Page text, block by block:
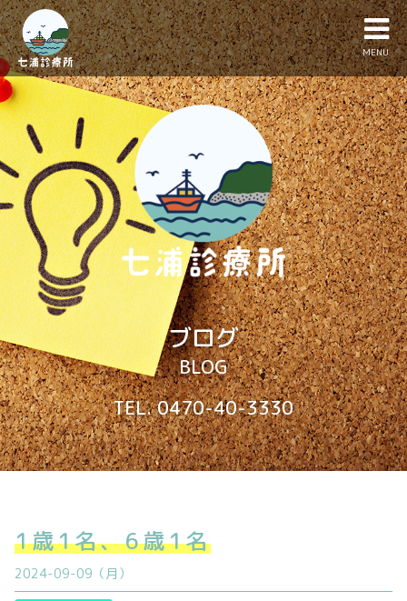
MENU
ブログ
BLOG
TEL. 0470-40-3330
1歳1名、6歳1名
2024-09-09（月）